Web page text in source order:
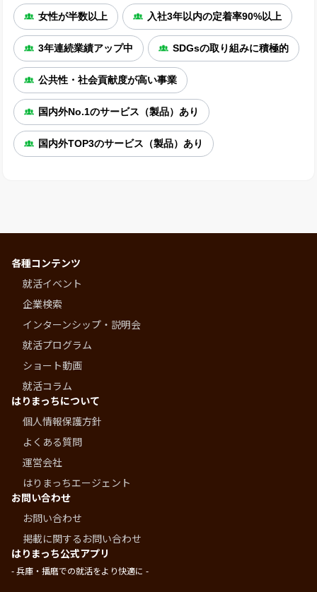
女性が半数以上 入社3年以内の定着率90%以上
3年連続業績アップ中 SDGsの取り組みに積極的
公共性・社会貢献度が高い事業
国内外No.1のサービス（製品）あり
国内外TOP3のサービス（製品）あり
各種コンテンツ
就活イベント
企業検索
インターンシップ・説明会
就活プログラム
ショート動画
就活コラム
はりまっちについて
個人情報保護方針
よくある質問
運営会社
はりまっちエージェント
お問い合わせ
お問い合わせ
掲載に関するお問い合わせ
はりまっち公式アプリ
- 兵庫・播磨での就活をより快適に -